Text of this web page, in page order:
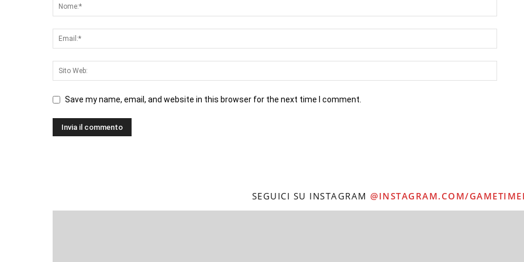
Save my name, email, and website in this browser for the next time I comment.
SEGUICI SU INSTAGRAM @INSTAGRAM.COM/